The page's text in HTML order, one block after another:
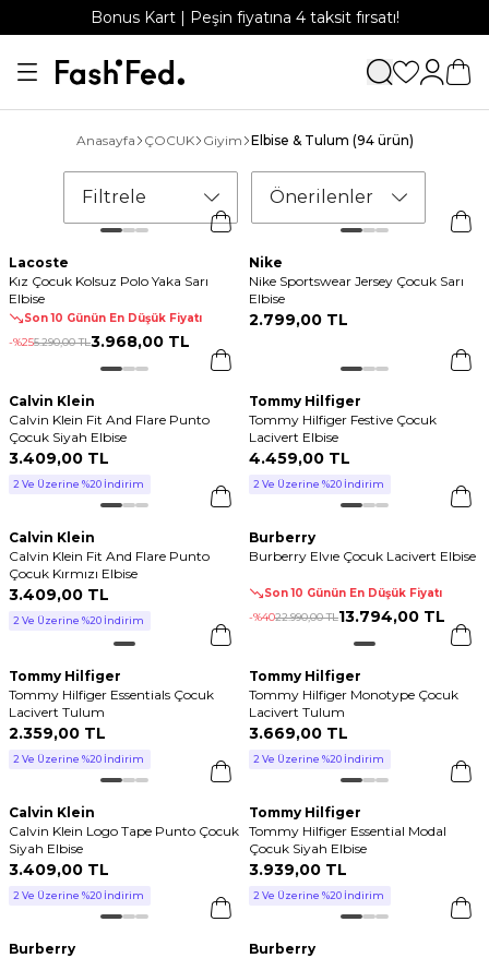
Bonus Kart | Peşin fiyatına 4 taksit fırsatı!
Anasayfa ÇOCUK Giyim Elbise & Tulum (94 ürün)
Filtrele Önerilenler
Lacoste
Kız Çocuk Kolsuz Polo Yaka Sarı
Elbise
Son 10 Günün En Düşük Fiyatı
-%255.290,00 TL3.968,00 TL
Nike
Nike Sportswear Jersey Çocuk Sarı
Elbise
2.799,00 TL
Calvin Klein
Calvin Klein Fit And Flare Punto
Çocuk Siyah Elbise
3.409,00 TL
2 Ve Üzerine %20 İndirim
Tommy Hilfiger
Tommy Hilfiger Festive Çocuk
Lacivert Elbise
4.459,00 TL
2 Ve Üzerine %20 İndirim
Calvin Klein
Calvin Klein Fit And Flare Punto
Çocuk Kırmızı Elbise
3.409,00 TL
2 Ve Üzerine %20 İndirim
Burberry
Burberry Elvıe Çocuk Lacivert Elbise
Son 10 Günün En Düşük Fiyatı
-%4022.990,00 TL13.794,00 TL
Tommy Hilfiger
Tommy Hilfiger Essentials Çocuk
Lacivert Tulum
2.359,00 TL
2 Ve Üzerine %20 İndirim
Tommy Hilfiger
Tommy Hilfiger Monotype Çocuk
Lacivert Tulum
3.669,00 TL
2 Ve Üzerine %20 İndirim
Calvin Klein
Calvin Klein Logo Tape Punto Çocuk
Siyah Elbise
3.409,00 TL
2 Ve Üzerine %20 İndirim
Tommy Hilfiger
Tommy Hilfiger Essential Modal
Çocuk Siyah Elbise
3.939,00 TL
2 Ve Üzerine %20 İndirim
Burberry
Burberry